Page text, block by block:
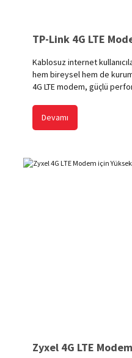
Kablosuz internet
hem bireysel hem de
4G LTE modem, güçlü
olduğu bölgelerde veya
güçlendirici 9 dBi anten,
Devamı